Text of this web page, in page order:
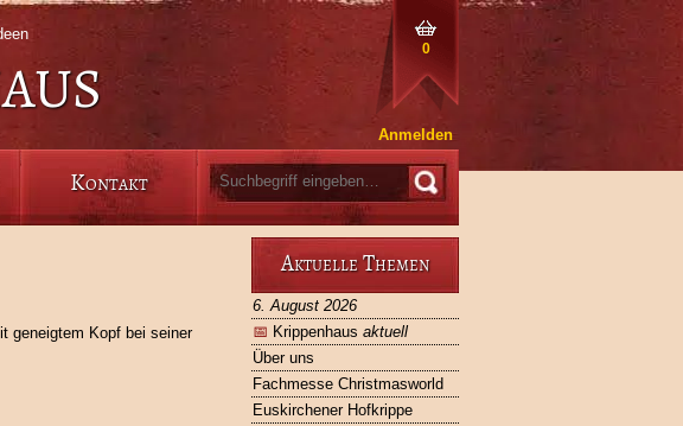
0
Anmelden
Kontakt
Aktuelle Themen
6. August 2026
📅 Krippenhaus aktuell
Über uns
Fachmesse Christmasworld
Euskirchener Hofkrippe
geneigtem Kopf bei seiner